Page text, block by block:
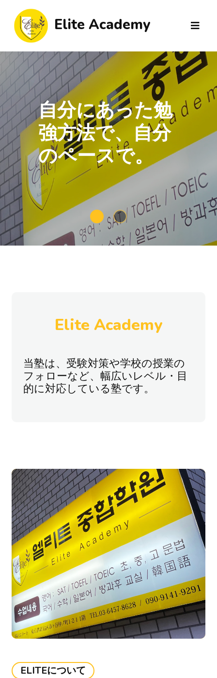
Elite Academy
お気軽にお問合
せ下さい。
詳しくみる
Elite Academy
当塾は、受験対策や学校の授業の
フォローなど、幅広いレベル・目
的に対応している塾です。
ELITEについて